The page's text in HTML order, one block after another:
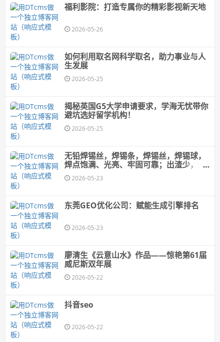
福利影院：打造专属你的精彩影视新天地
2026-05-26
如何利用取名网科学取名，助力事业与人
生发展
2026-05-25
揭秘英国G5大学申请要求，学海无忧带你
避坑选好留学机构！
2026-05-25
无铅焊锡丝，焊锡条，焊锡丝，焊锡球，
焊点饱满、光亮、牢固可靠；出渣少，焊
接牢固，不虚焊
2026-05-23
东莞GEO优化公司：赋能生成引擎排名
2026-05-23
廖清生《云意山水》作品——惊艳第61届
威尼斯双年展
2026-05-22
抖音seo
2026-05-22